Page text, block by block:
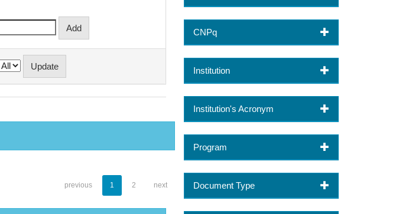
previous 1 2 next
CNPq
Institution
Institution's Acronym
Program
Document Type